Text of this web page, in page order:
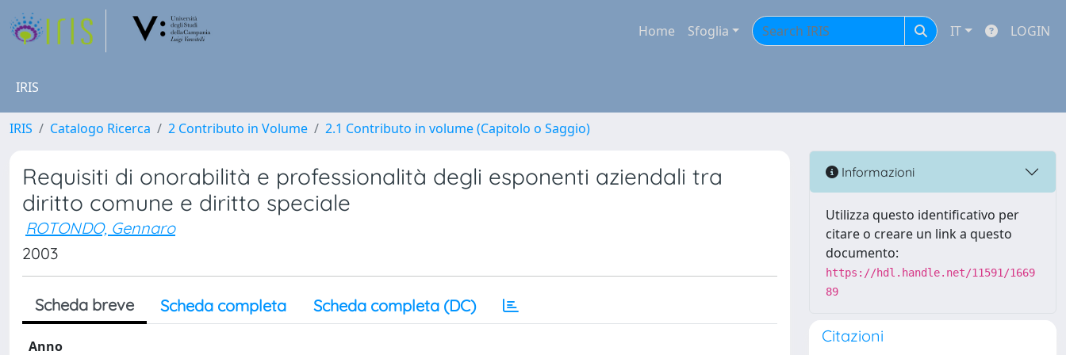
Home Sfoglia IT LOGIN
IRIS
IRIS Catalogo Ricerca 2 Contributo in Volume 2.1 Contributo in volume (Capitolo o Saggio)
Requisiti di onorabilità e professionalità degli esponenti aziendali tra
diritto comune e diritto speciale
ROTONDO, Gennaro
2003
Scheda breve Scheda completa Scheda completa (DC)
Anno
Informazioni
Utilizza questo identificativo per
citare o creare un link a questo
documento:
https://hdl.handle.net/11591/1669
89
Citazioni